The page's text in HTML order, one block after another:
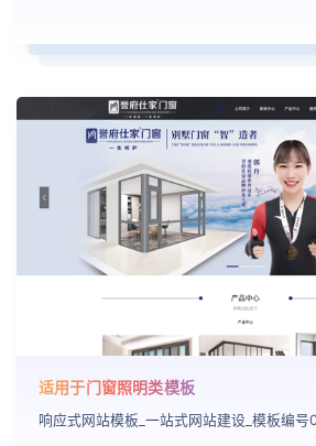
适用于门窗照明类模板
响应式网站模板_一站式网站建设_模板编号